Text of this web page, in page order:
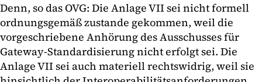
Denn, so das OVG: Die Anlage VII sei nicht formell
ordnungsgemäß zustande gekommen, weil die
vorgeschriebene Anhörung des Ausschusses für
Gateway-Standardisierung nicht erfolgt sei. Die
Anlage VII sei auch materiell rechtswidrig, weil sie